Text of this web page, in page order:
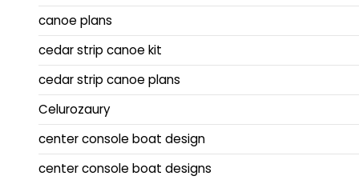
canoe plans
cedar strip canoe kit
cedar strip canoe plans
Celurozaury
center console boat design
center console boat designs